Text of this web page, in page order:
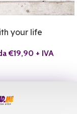
your life
€19,90 + IVA